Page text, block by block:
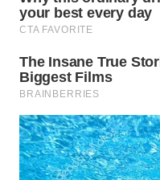
WN
WN
LABUANBAJO
WN
BORNEO